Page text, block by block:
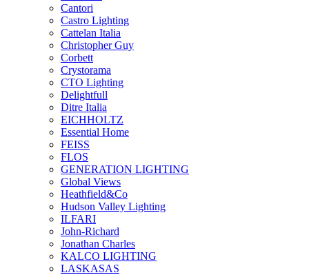
Cantori
Castro Lighting
Cattelan Italia
Christopher Guy
Corbett
Crystorama
CTO Lighting
Delightfull
Ditre Italia
EICHHOLTZ
Essential Home
FEISS
FLOS
GENERATION LIGHTING
Global Views
Heathfield&Co
Hudson Valley Lighting
ILFARI
John-Richard
Jonathan Charles
KALCO LIGHTING
LASKASAS